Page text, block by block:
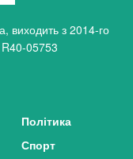
виходить з 2014-го
R40-05753
Політика
Спорт